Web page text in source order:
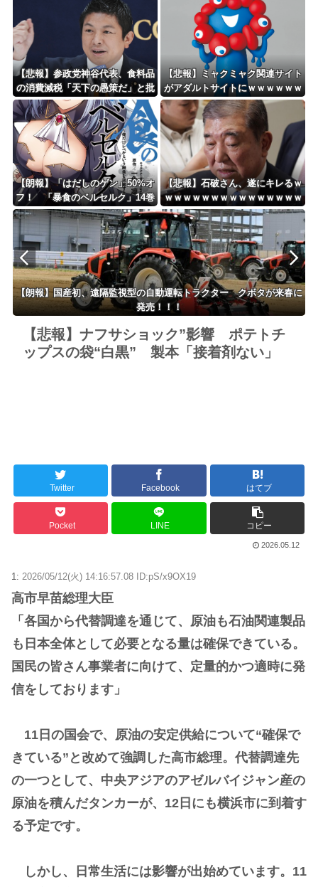
小売価格の動向に注目集まる
【悲報】参政党神谷代表、食料品
の消費減税「天下の愚策だ」と批
判ｗｗｗｗｗｗｗｗｗｗｗｗ
【悲報】ミャクミャク関連サイト
がアダルトサイトにｗｗｗｗｗｗ
ｗｗｗｗｗ
【朗報】「はだしのゲン」50%オ
フ！ 「暴食のベルセルク」14巻
無料ｗｗｗｗｗｗ
【悲報】石破さん、遂にキレるｗ
ｗｗｗｗｗｗｗｗｗｗｗｗｗｗｗ
ｗｗ
【朗報】国産初、遠隔監視型の自動運転トラクター クボタが来春に
発売！！！
【悲報】ナフサショック”影響 ポテトチ
ップスの袋“白黒” 製本「接着剤ない」
Twitter Facebook はてブ
Pocket LINE コピー
2026.05.12
1: 2026/05/12(火) 14:16:57.08 ID:pS/x9OX19
高市早苗総理大臣
「各国から代替調達を通じて、原油も石油関連製品
も日本全体として必要となる量は確保できている。
国民の皆さん事業者に向けて、定量的かつ適時に発
信をしております」
11日の国会で、原油の安定供給について“確保で
きている”と改めて強調した高市総理。代替調達先
の一つとして、中央アジアのアゼルバイジャン産の
原油を積んだタンカーが、12日にも横浜市に到着す
る予定です。
しかし、日常生活には影響が出始めています。11